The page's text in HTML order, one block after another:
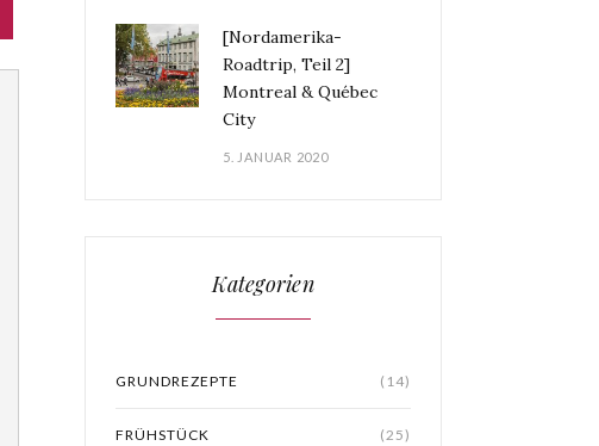
[Nordamerika-
Roadtrip, Teil 2]
Montreal & Québec
City
5. JANUAR 2020
Kategorien
GRUNDREZEPTE (14)
FRÜHSTÜCK (25)